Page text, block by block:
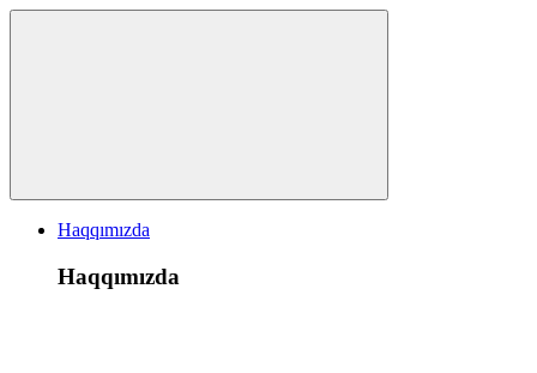
Haqqımızda
Haqqımızda